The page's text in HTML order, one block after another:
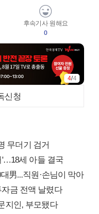
후속기사 원해요
0
4/4
신청
무더기 검거
'…18세 아들 결국
男...직원·손님이 막아
금 전액 날렸다
지인, 부모됐다